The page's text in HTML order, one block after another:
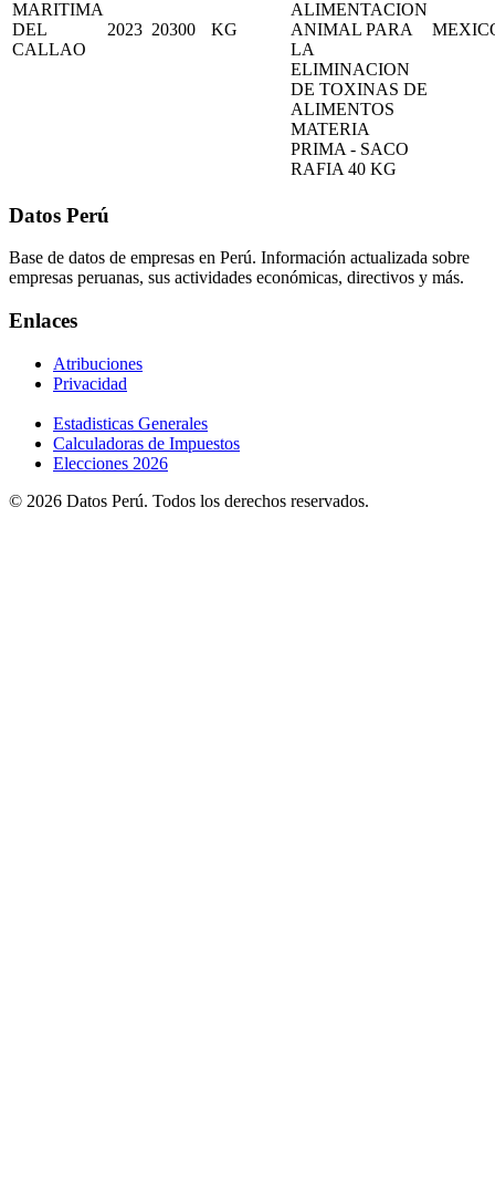
MARITIMA
DEL
CALLAO
2023 20300 KG
ALIMENTACION
ANIMAL PARA
LA
ELIMINACION
DE TOXINAS DE
ALIMENTOS
MATERIA
PRIMA - SACO
RAFIA 40 KG
Datos Perú
Base de datos de empresas en Perú. Información actualizada sobre
empresas peruanas, sus actividades económicas, directivos y más.
Enlaces
Atribuciones
Privacidad
Estadisticas Generales
Calculadoras de Impuestos
Elecciones 2026
© 2026 Datos Perú. Todos los derechos reservados.